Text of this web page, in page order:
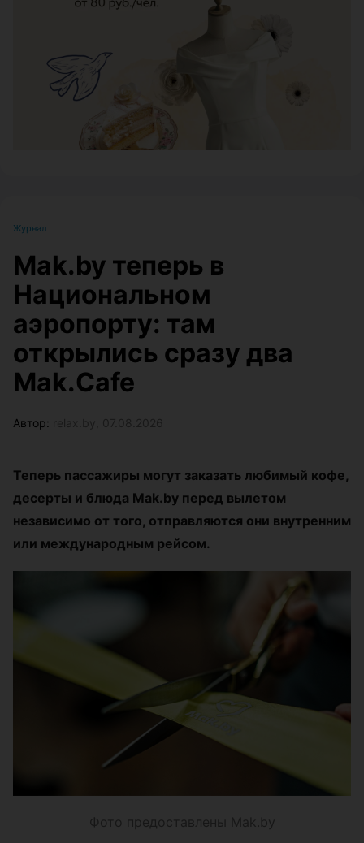
Журнал
Mak.by теперь в
Национальном
аэропорту: там
открылись сразу два
Mak.Cafe
Автор:
Теперь пассажиры могут заказать любимый кофе,
десерты и блюда Mak.by перед вылетом
независимо от того, отправляются они внутренним
или международным рейсом.
Фото предоставлены Mak.by